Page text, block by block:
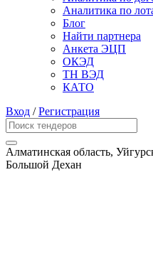
Аналитика по
Блог
Найти партнера
Анкета ЭЦП
ОКЭД
ТН ВЭД
КАТО
Вход /Регистрация
Алматинская область,
Большой Дехан